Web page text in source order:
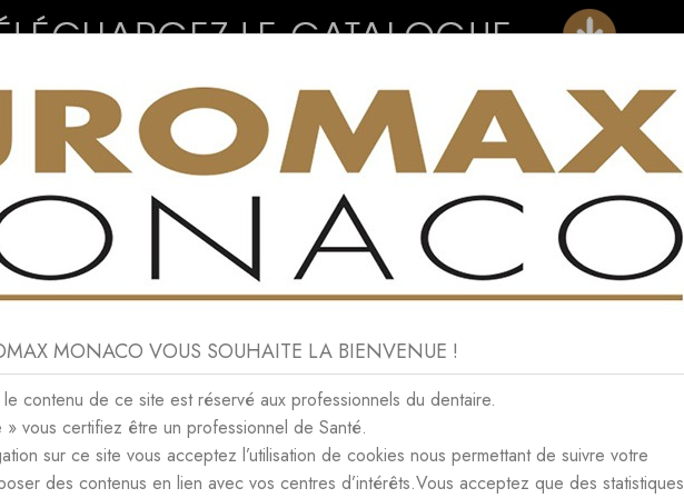
Contact Plan Du Site
CONSOMMABLES NEWS CONTACT
2017
OCTOBER 2017
MONACO VOUS SOUHAITE LA BIENVENUE !
contenu de ce site est réservé aux professionnels du dentaire.
» vous certifiez être un professionnel de Santé.
sur ce site vous acceptez l’utilisation de cookies nous permettant de suivre votre
des contenus en lien avec vos centres d’intérêts.Vous acceptez que des statistiques